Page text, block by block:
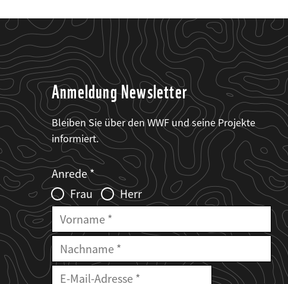
Anmeldung Newsletter
Bleiben Sie über den WWF und seine Projekte
informiert.
Web2Case
Infofelder
Fieldset
anrede_name
Anrede
Frau
Herr
Vorname
Nachname
E-
Mailadresse